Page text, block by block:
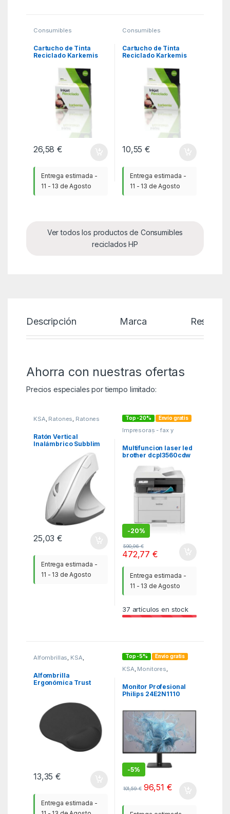
Consumibles
HP,KSA
Cartucho de Tinta
Reciclado Karkemis
Capacidad/ Cian
26,58€
Entrega estimada -
11 - 13 de Agosto
Consumibles
HP,KSA
Cartucho de Tinta
Reciclado Karkemis
Capacidad/ Magenta
10,55€
Entrega estimada -
11 - 13 de Agosto
Ver todos los productos de Consumibles
reciclados HP
Descripción Marca Reseñas
Ahorra con nuestras ofertas
Precios especiales por tiempo limitado:
KSA, Ratones, Ratones
Ratón Vertical
Inalámbrico Subblim
Glide Vertical Ergo
Dual Battery/ Batería
Recargable/ Hasta
1600 DPI/ Blanco
25,03€
Entrega estimada -
11 - 13 de Agosto
Top -20% Envío gratis
Impresoras - fax y
multifunción
Multifuncion laser led
brother dcpl3560cdw
-20%
590,96€
472,77€
Entrega estimada -
11 - 13 de Agosto
37 artículos en stock
Alfombrillas KSA
Alfombrilla
Ergonómica Trust
13,35€
Entrega estimada -
Top -5% Envío gratis
KSA Monitores
Monitores
Monitor Profesional
Philips 24E2N1110
-5%
101,59€ 96,51 €